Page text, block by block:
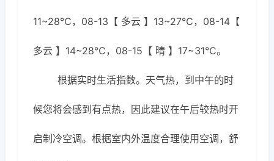
11~28℃，08-13【 多云 】13~27℃，08-14【
多云 】14~28℃，08-15【 晴 】17~31℃。
根据实时生活指数。天气热，到中午的时
候您将会感到有点热，因此建议在午后较热时开
启制冷空调。根据室内外温度合理使用空调，舒